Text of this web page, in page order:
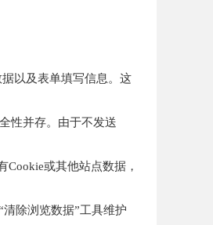
以及表单填写信息。这
性并存。由于不发送
或其他站点数据，
除浏览数据”工具维护